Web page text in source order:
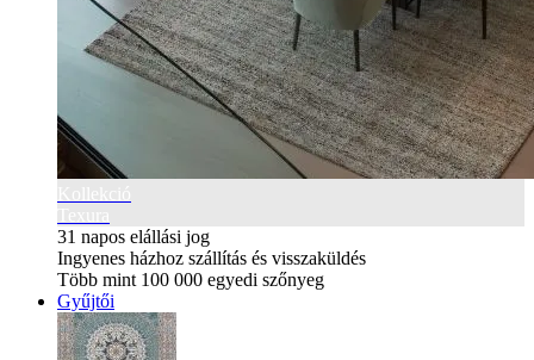
31 napos elállási jog
Ingyenes házhoz szállítás és visszaküldés
Több mint 100 000 egyedi szőnyeg
Gyűjtői